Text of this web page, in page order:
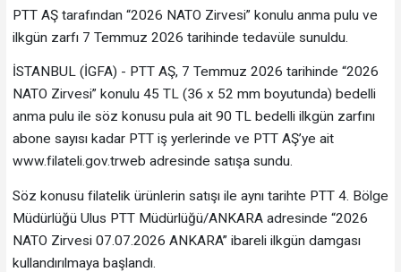
PTT AŞ tarafından “2026 NATO Zirvesi” konulu anma pulu ve
ilkgün zarfı 7 Temmuz 2026 tarihinde tedavüle sunuldu.
İSTANBUL (İGFA) - PTT AŞ, 7 Temmuz 2026 tarihinde “2026
NATO Zirvesi” konulu 45 TL (36 x 52 mm boyutunda) bedelli
anma pulu ile söz konusu pula ait 90 TL bedelli ilkgün zarfını
abone sayısı kadar PTT iş yerlerinde ve PTT AŞ’ye ait
www.filateli.gov.trweb adresinde satışa sundu.
Söz konusu filatelik ürünlerin satışı ile aynı tarihte PTT 4. Bölge
Müdürlüğü Ulus PTT Müdürlüğü/ANKARA adresinde “2026
NATO Zirvesi 07.07.2026 ANKARA” ibareli ilkgün damgası
kullandırılmaya başlandı.